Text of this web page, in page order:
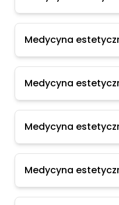
Medycyna
Medycyna
Medycyna
Medycyna